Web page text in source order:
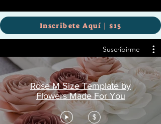
Inscribete Aquí | $15
Suscribirme
Rose M Size Template by
Flowers Made For You
$